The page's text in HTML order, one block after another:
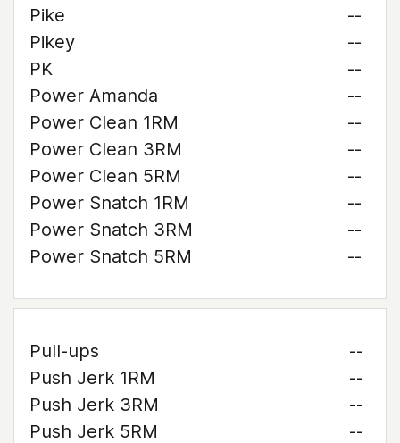
Pike
--
Pikey
--
PK
--
Power Amanda
--
Power Clean 1RM
--
Power Clean 3RM
--
Power Clean 5RM
--
Power Snatch 1RM
--
Power Snatch 3RM
--
Power Snatch 5RM
--
Pull-ups
--
Push Jerk 1RM
--
Push Jerk 3RM
--
Push Jerk 5RM
--